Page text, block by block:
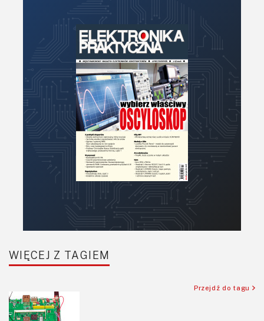
WIĘCEJ Z TAGIEM
Przejdź do tagu